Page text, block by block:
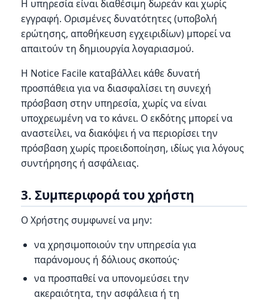
Η υπηρεσία είναι διαθέσιμη δωρεάν και χωρίς
εγγραφή. Ορισμένες δυνατότητες (υποβολή
ερώτησης, αποθήκευση εγχειριδίων) μπορεί να
απαιτούν τη δημιουργία λογαριασμού.
Η Notice Facile καταβάλλει κάθε δυνατή
προσπάθεια για να διασφαλίσει τη συνεχή
πρόσβαση στην υπηρεσία, χωρίς να είναι
υποχρεωμένη να το κάνει. Ο εκδότης μπορεί να
αναστείλει, να διακόψει ή να περιορίσει την
πρόσβαση χωρίς προειδοποίηση, ιδίως για λόγους
συντήρησης ή ασφάλειας.
3. Συμπεριφορά του χρήστη
Ο Χρήστης συμφωνεί να μην:
να χρησιμοποιούν την υπηρεσία για
παράνομους ή δόλιους σκοπούς·
να προσπαθεί να υπονομεύσει την
ακεραιότητα, την ασφάλεια ή τη